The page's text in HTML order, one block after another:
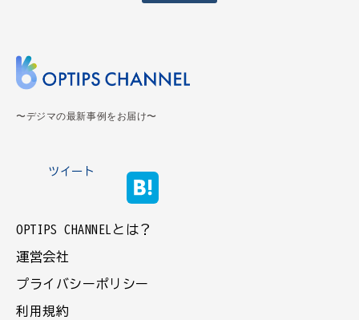
〜デジマの最新事例をお届け〜
ツイート
OPTIPS CHANNELとは？
運営会社
プライバシーポリシー
利用規約